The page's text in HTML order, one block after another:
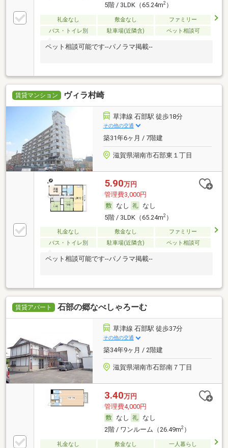
5階 / 3LDK（65.24m2）
礼金なし 敷金なし
ファミリー
バス・トイレ別
駐車場(近隣含) ペット相談可
ペット相談可能です--パノラマ掲載--
賃貸マンション ヴィラ村崎
草津線 石部駅 徒歩18分
その他の交通
築31年6ヶ月 / 7階建
滋賀県湖南市石部東１丁目
5.90万円
管理費3,000円
なし
なし
5階 / 3LDK（65.24m2）
礼金なし 敷金なし
ファミリー
バス・トイレ別
駐車場(近隣含) ペット相談可
ペット相談可能です--パノラマ掲載--
賃貸アパート 石部の郷なべしゃろーむ
草津線 石部駅 徒歩37分
その他の交通
築34年9ヶ月 / 2階建
滋賀県湖南市石部南７丁目
3.40万円
管理費4,000円
なし
なし
2階 / ワンルーム（26.49m2）
礼金なし 敷金なし
一人暮らし